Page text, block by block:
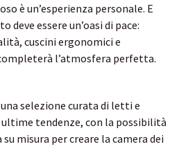
è un’esperienza personale. E
essere un’oasi di pace:
cuscini ergonomici e
l’atmosfera perfetta.
selezione curata di letti e
tendenze, con la possibilità
misura per creare la camera dei